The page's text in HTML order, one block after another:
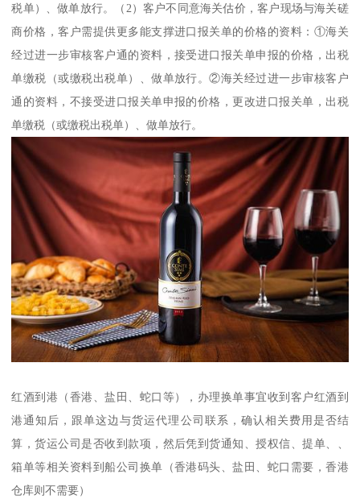
税单）、做单放行。（2）客户不同意海关估价，客户现场与海关磋
商价格，客户需提供更多能支撑进口报关单的价格的资料：①海关
经过进一步审核客户通的资料，接受进口报关单申报的价格，出税
单缴税（或缴税出税单）、做单放行。②海关经过进一步审核客户
通的资料，不接受进口报关单申报的价格，更改进口报关单，出税
单缴税（或缴税出税单）、做单放行。
红酒到港（香港、盐田、蛇口等），办理换单事宜收到客户红酒到
港通知后，跟单这边与货运代理公司联系，确认相关费用是否结
算，货运公司是否收到款项，然后凭到货通知、授权信、提单、、
箱单等相关资料到船公司换单（香港码头、盐田、蛇口需要，香港
仓库则不需要）